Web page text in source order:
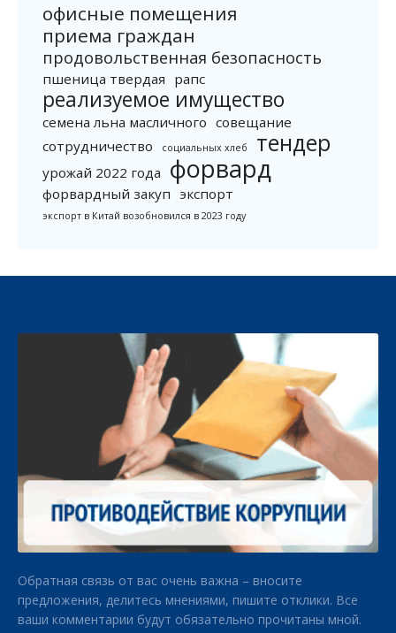
офисные помещения
приема граждан
продовольственная безопасность
пшеница твердая рапс
реализуемое имущество
семена льна масличного совещание
сотрудничество
социальных хлеб тендер
урожай 2022 года форвард
форвардный закуп экспорт
экспорт в Китай возобновился в 2023 году
Обратная связь от вас очень важна – вносите
предложения, делитесь мнениями, пишите отклики. Все
ваши комментарии будут обязательно прочитаны мной.